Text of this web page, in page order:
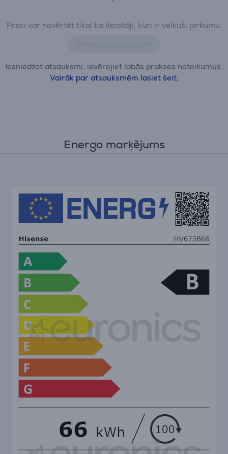
Preci var novērtēt tikai tie lietotāji, kuri ir veikuši pirkumu.
Iesniedzot atsauksmi, ievērojiet labās prakses noteikumus.
Vairāk par atsauksmēm lasiet šeit.
Energo marķējums